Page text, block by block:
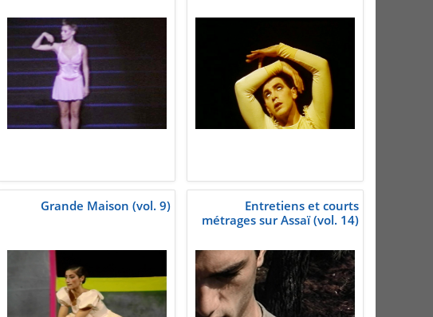
Entretiens et courts
métrages sur Assaï (vol. 14)
Grande Maison (vol. 9)